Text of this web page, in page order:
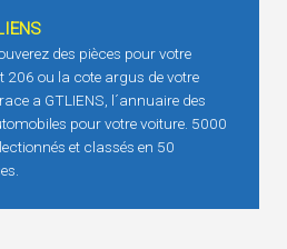
des pièces pour votre
206 ou la cote argus de votre
a GTLIENS, l´annuaire des
pour votre voiture. 5000
et classés en 50